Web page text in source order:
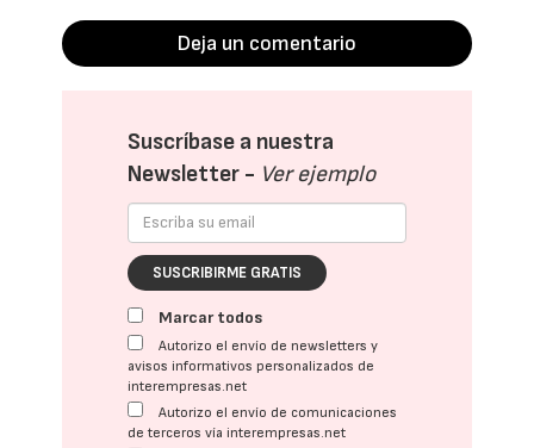
Deja un comentario
Suscríbase a nuestra
Newsletter - Ver ejemplo
SUSCRIBIRME GRATIS
Marcar todos
Autorizo el envío de newsletters y
avisos informativos personalizados de
interempresas.net
Autorizo el envío de comunicaciones
de terceros vía interempresas.net